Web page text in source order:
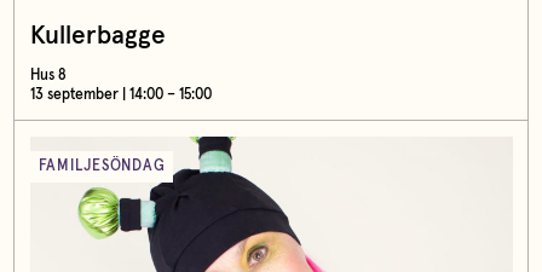
Kullerbagge
Hus 8
13 september | 14:00 – 15:00
FAMILJESÖNDAG